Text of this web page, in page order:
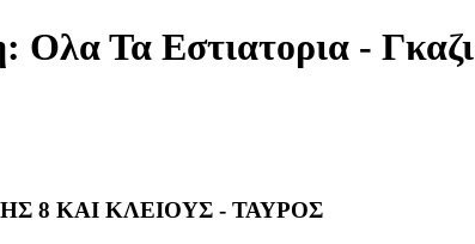
Ολα Τα Εστιατορια - Γκαζι
8 ΚΑΙ ΚΛΕΙΟΥΣ - ΤΑΥΡΟΣ